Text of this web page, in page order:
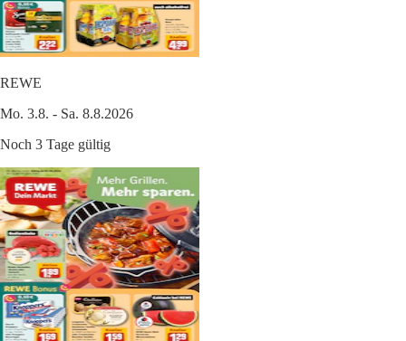
REWE
Mo. 3.8. - Sa. 8.8.2026
Noch 3 Tage gültig